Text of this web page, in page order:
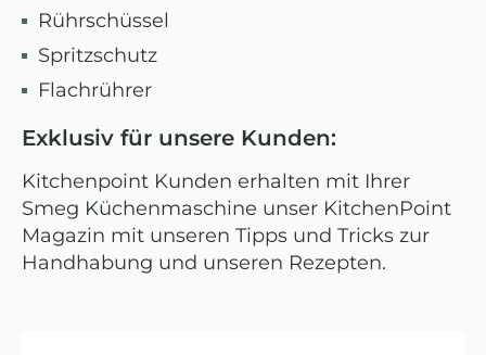
Rührschüssel
Spritzschutz
Flachrührer
Exklusiv für unsere Kunden:
Kitchenpoint Kunden erhalten mit Ihrer
Smeg Küchenmaschine unser KitchenPoint
Magazin mit unseren Tipps und Tricks zur
Handhabung und unseren Rezepten.